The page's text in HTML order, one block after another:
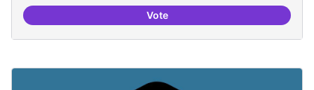
VoteIniciativa Legislativa Popular